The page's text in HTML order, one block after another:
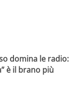
domina le radio:
è il brano più